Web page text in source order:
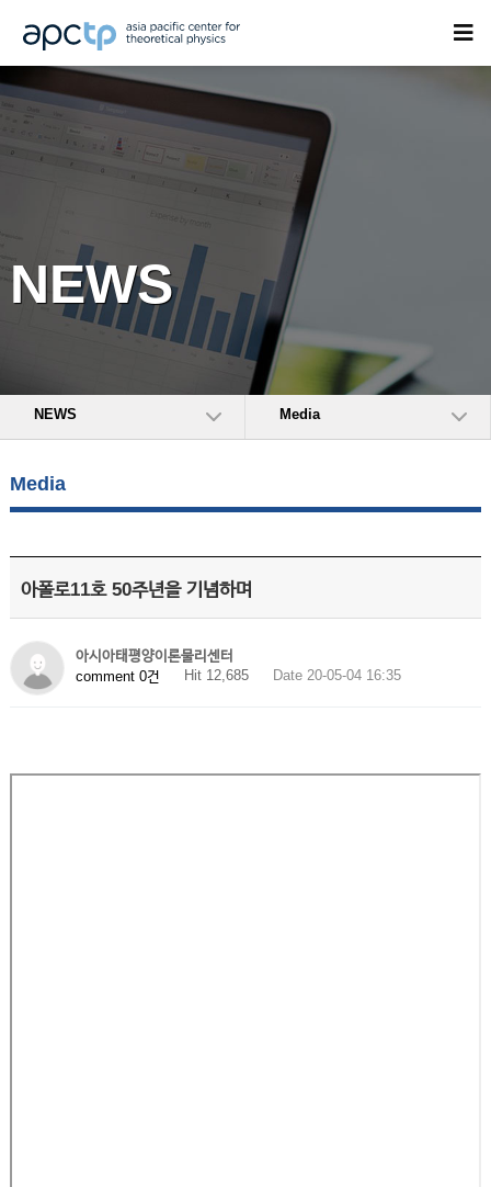
NEWS
NEWS Media
Media
아폴로11호 50주년을 기념하며
아시아태평양이론물리센터
comment 0건
Hit 12,685 Date 20-05-04 16:35